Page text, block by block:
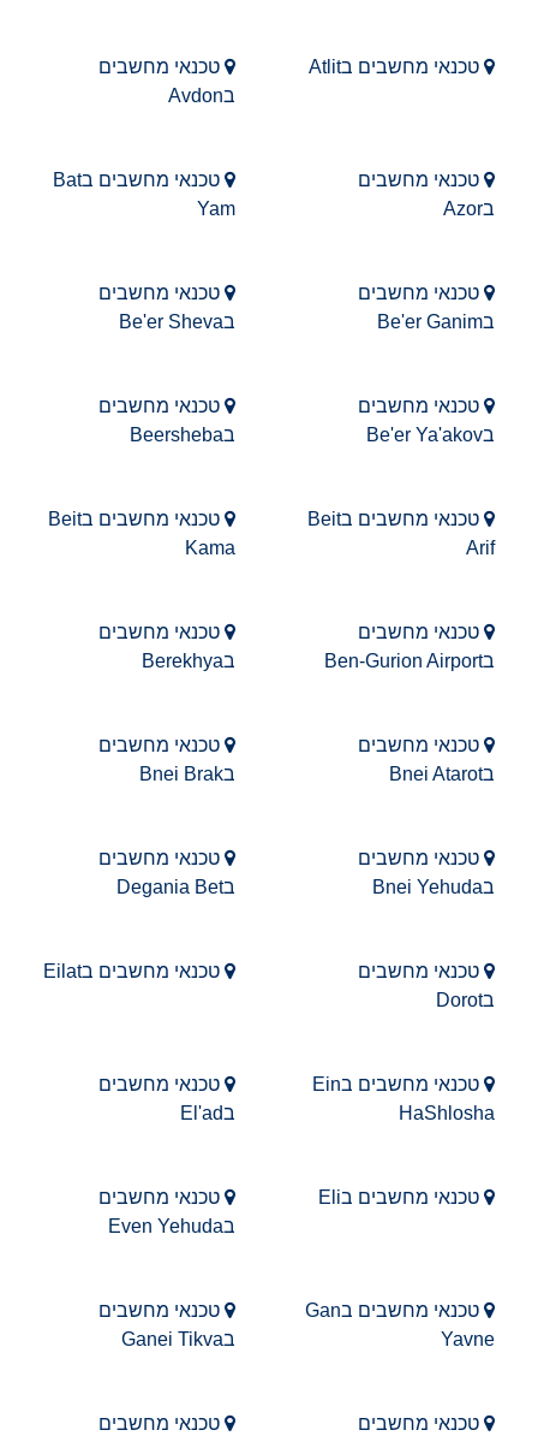
טכנאי מחשבים בAtlit
טכנאי מחשבים
בAvdon
טכנאי מחשבים
בAzor
טכנאי מחשבים בBat
Yam
טכנאי מחשבים
בBe'er Ganim
טכנאי מחשבים
בBe'er Sheva
טכנאי מחשבים
בBe'er Ya'akov
טכנאי מחשבים
בBeersheba
טכנאי מחשבים בBeit
Arif
טכנאי מחשבים בBeit
Kama
טכנאי מחשבים
בBen-Gurion Airport
טכנאי מחשבים
בBerekhya
טכנאי מחשבים
בBnei Atarot
טכנאי מחשבים
בBnei Brak
טכנאי מחשבים
בBnei Yehuda
טכנאי מחשבים
בDegania Bet
טכנאי מחשבים
בDorot
טכנאי מחשבים בEilat
טכנאי מחשבים בEin
HaShlosha
טכנאי מחשבים
בEl'ad
טכנאי מחשבים בEli
טכנאי מחשבים
בEven Yehuda
טכנאי מחשבים בGan
Yavne
טכנאי מחשבים
בGanei Tikva
טכנאי מחשבים
טכנאי מחשבים